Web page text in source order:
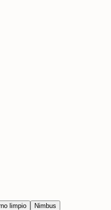
limpio
Nimbus